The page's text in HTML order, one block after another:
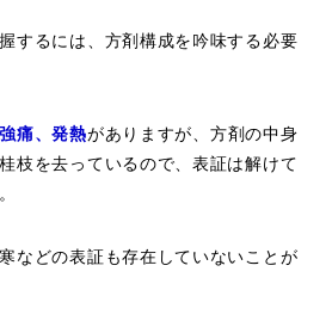
するには、方剤構成を吟味する必要
痛、発熱がありますが、方剤の中身
枝を去っているので、表証は解けて
などの表証も存在していないことが